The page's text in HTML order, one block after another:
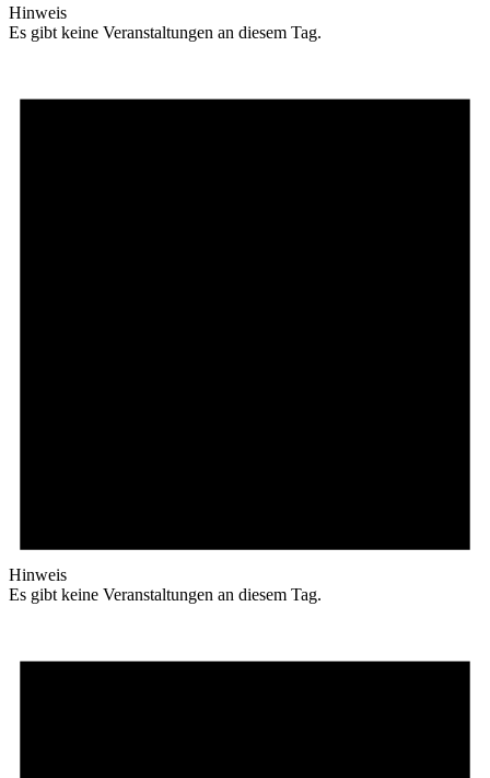
Hinweis
Es gibt keine Veranstaltungen an diesem Tag.
Hinweis
Es gibt keine Veranstaltungen an diesem Tag.